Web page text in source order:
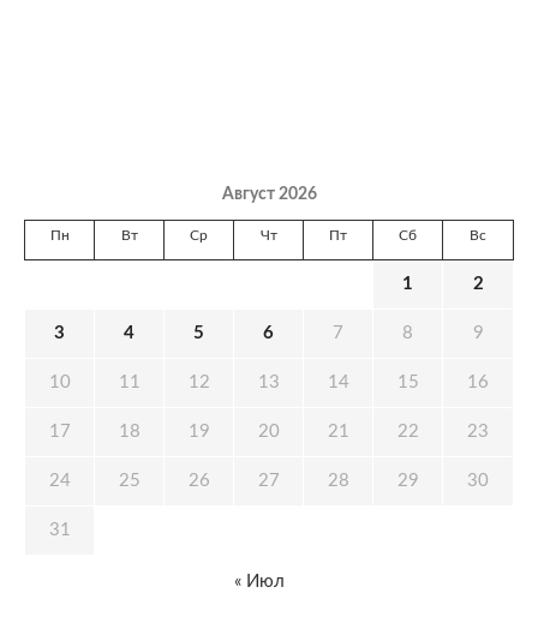
Август 2026
Пн Вт Ср Чт Пт Сб Вс
1 2
3 4 5 6 7 8 9
10 11 12 13 14 15 16
17 18 19 20 21 22 23
24 25 26 27 28 29 30
31
« Июл